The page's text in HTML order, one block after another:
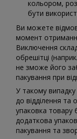
кольором,
бути
Ви можете
момент
Виключення
обрешітці
не зможе його
пакування при
У такому
до відділення
упаковка товару
додаткова
пакування та